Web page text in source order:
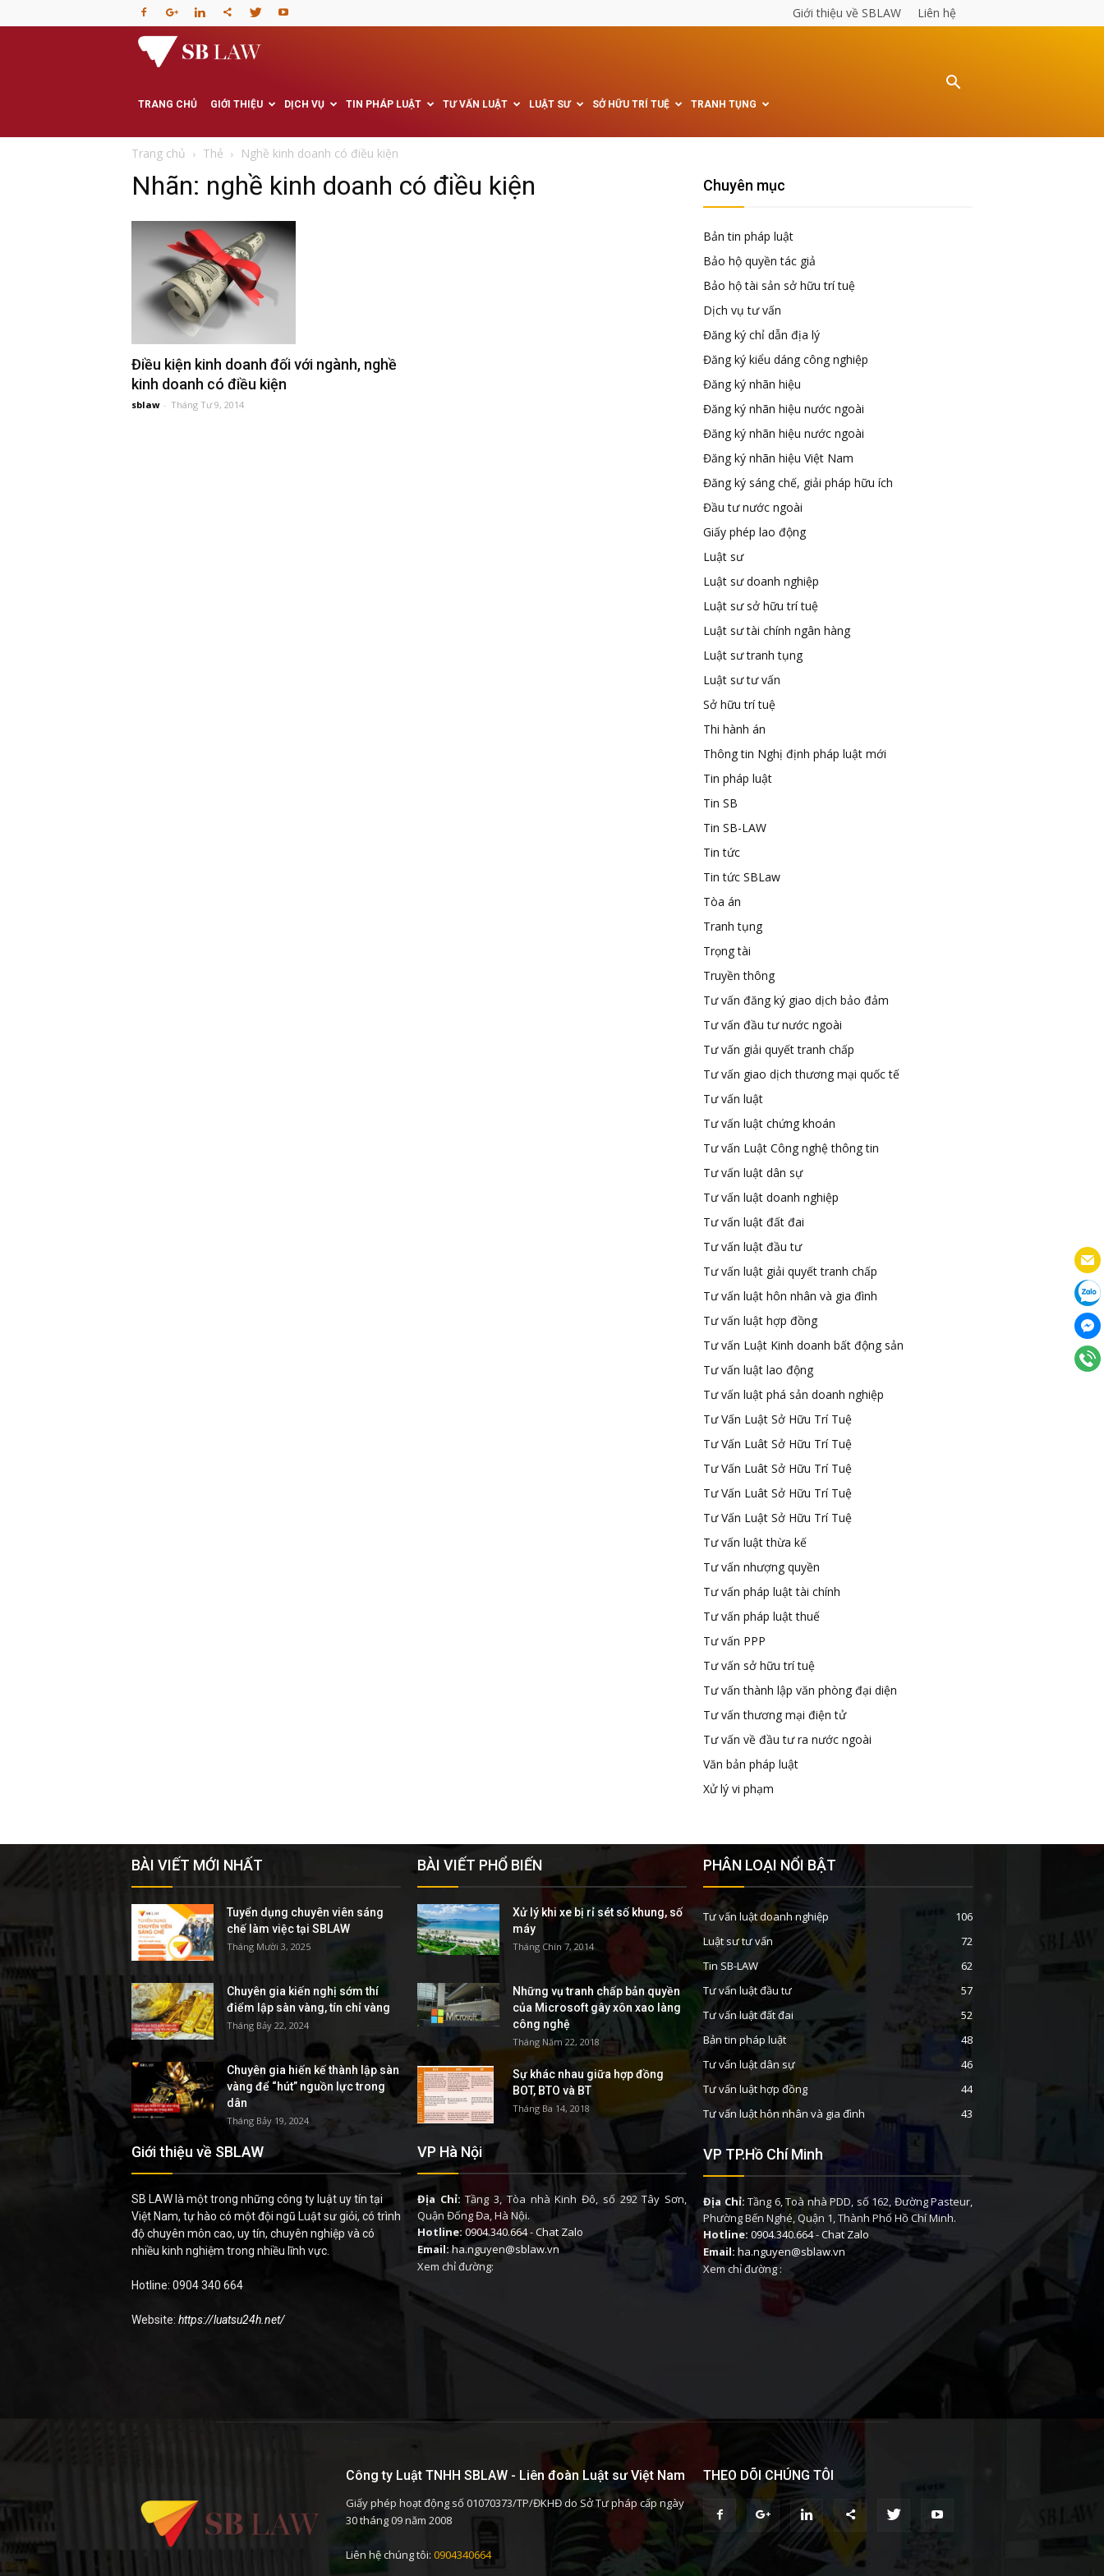
Giới thiệu về SBLAW Liên hệ
phòng
Luật
sư
–
vấn
đầu
TRANG CHỦ GIỚI THIỆU DỊCH VỤ TIN PHÁP LUẬT TƯ VẤN LUẬT LUẬT SƯ SỞ HỮU TRÍ TUỆ TRANH TỤNG
Trang chủ Thẻ Nghề kinh doanh có điều kiện
Nhãn: nghề kinh doanh có điều kiện
Điều kiện kinh doanh đối với ngành, nghề
kinh doanh có điều kiện
sblaw - Tháng Tư 9, 2014
Chuyên mục
Bản tin pháp luật
Bảo hộ quyền tác giả
Bảo hộ tài sản sở hữu trí tuệ
Dịch vụ tư vấn
Đăng ký chỉ dẫn địa lý
Đăng ký kiểu dáng công nghiệp
Đăng ký nhãn hiệu
Đăng ký nhãn hiệu nước ngoài
Đăng ký nhãn hiệu nước ngoài
Đăng ký nhãn hiệu Việt Nam
Đăng ký sáng chế, giải pháp hữu ích
Đầu tư nước ngoài
Giấy phép lao động
Luật sư
Luật sư doanh nghiệp
Luật sư sở hữu trí tuệ
Luật sư tài chính ngân hàng
Luật sư tranh tụng
Luật sư tư vấn
Sở hữu trí tuệ
Thi hành án
Thông tin Nghị định pháp luật mới
Tin pháp luật
Tin SB
Tin SB-LAW
Tin tức
Tin tức SBLaw
Tòa án
Tranh tụng
Trọng tài
Truyền thông
Tư vấn đăng ký giao dịch bảo đảm
Tư vấn đầu tư nước ngoài
Tư vấn giải quyết tranh chấp
Tư vấn giao dịch thương mại quốc tế
Tư vấn luật
Tư vấn luật chứng khoán
Tư vấn Luật Công nghệ thông tin
Tư vấn luật dân sự
Tư vấn luật doanh nghiệp
Tư vấn luật đất đai
Tư vấn luật đầu tư
Tư vấn luật giải quyết tranh chấp
Tư vấn luật hôn nhân và gia đình
Tư vấn luật hợp đồng
Tư vấn Luật Kinh doanh bất động sản
Tư vấn luật lao động
Tư vấn luật phá sản doanh nghiệp
Tư Vấn Luật Sở Hữu Trí Tuệ
Tư Vấn Luât Sở Hữu Trí Tuệ
Tư Vấn Luât Sở Hữu Trí Tuệ
Tư Vấn Luât Sở Hữu Trí Tuệ
Tư Vấn Luật Sở Hữu Trí Tuệ
Tư vấn luật thừa kế
Tư vấn nhượng quyền
Tư vấn pháp luật tài chính
Tư vấn pháp luật thuế
Tư vấn PPP
Tư vấn sở hữu trí tuệ
Tư vấn thành lập văn phòng đại diện
Tư vấn thương mại điện tử
Tư vấn về đầu tư ra nước ngoài
Văn bản pháp luật
Xử lý vi phạm
BÀI VIẾT MỚI NHẤT
Tuyển dụng chuyên viên sáng
chế làm việc tại SBLAW
Tháng Mười 3, 2025
Chuyên gia kiến nghị sớm thí
điểm lập sàn vàng, tín chỉ vàng
Tháng Bảy 22, 2024
Chuyên gia hiến kế thành lập sàn
vàng để “hút” nguồn lực trong
dân
Tháng Bảy 19, 2024
Giới thiệu về SBLAW
SB LAW là một trong những công ty luật uy tín tại
Việt Nam, tự hào có một đội ngũ Luật sư giỏi, có trình
độ chuyên môn cao, uy tín, chuyên nghiệp và có
nhiều kinh nghiệm trong nhiều lĩnh vực.
Hotline: 0904 340 664
Website: https://luatsu24h.net/
BÀI VIẾT PHỔ BIẾN
Xử lý khi xe bị rỉ sét số khung, số
máy
Tháng Chín 7, 2014
Những vụ tranh chấp bản quyền
của Microsoft gây xôn xao làng
công nghệ
Tháng Năm 22, 2018
Sự khác nhau giữa hợp đồng
BOT, BTO và BT
Tháng Ba 14, 2018
VP Hà Nội
Địa Chỉ: Tầng 3, Tòa nhà Kinh Đô, số 292 Tây Sơn,
Quận Đống Đa, Hà Nội.
Hotline: 0904.340.664-Chat Zalo
Email:ha.nguyen@sblaw.vn
Xem chỉ đường:
PHÂN LOẠI NỔI BẬT
Tư vấn luật doanh nghiệp
106
Luật sư tư vấn
72
Tin SB-LAW
62
Tư vấn luật đầu tư
57
Tư vấn luật đất đai
52
Bản tin pháp luật
48
Tư vấn luật dân sự
46
Tư vấn luật hợp đồng
44
Tư vấn luật hôn nhân và gia đình
43
VP TP.Hồ Chí Minh
Địa Chỉ: Tầng 6, Toà nhà PDD, số 162, Đường Pasteur,
Phường Bến Nghé, Quận 1, Thành Phố Hồ Chí Minh.
Hotline: 0904.340.664-Chat Zalo
Email: ha.nguyen@sblaw.vn
Xem chỉ đường :
Công ty Luật TNHH SBLAW - Liên đoàn Luật sư Việt Nam
Giấy phép hoạt động số 01070373/TP/ĐKHĐ do Sở Tư pháp cấp ngày
30 tháng 09 năm 2008
Liên hệ chúng tôi: 0904340664
THEO DÕI CHÚNG TÔI